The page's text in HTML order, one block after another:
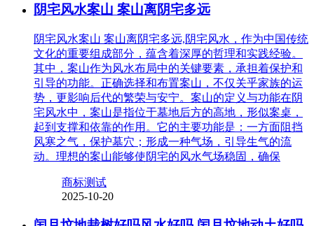
阴宅风水案山 案山离阴宅多远
阴宅风水案山 案山离阴宅多远,阴宅风水，作为中国传统
文化的重要组成部分，蕴含着深厚的哲理和实践经验。
其中，案山作为风水布局中的关键要素，承担着保护和
引导的功能。正确选择和布置案山，不仅关乎家族的运
势，更影响后代的繁荣与安宁。案山的定义与功能在阴
宅风水中，案山是指位于墓地后方的高地，形似案桌，
起到支撑和依靠的作用。它的主要功能是：一方面阻挡
风寒之气，保护墓穴；形成一种气场，引导生气的流
动。理想的案山能够使阴宅的风水气场稳固，确保
商标测试
2025-10-20